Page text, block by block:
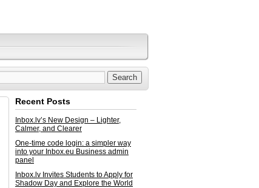
Recent Posts
Inbox.lv’s New Design – Lighter,
Calmer, and Clearer
One-time code login: a simpler way
into your Inbox.eu Business admin
panel
Inbox.lv Invites Students to Apply for
Shadow Day and Explore the World